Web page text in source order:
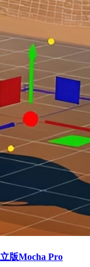
版Mocha Pro